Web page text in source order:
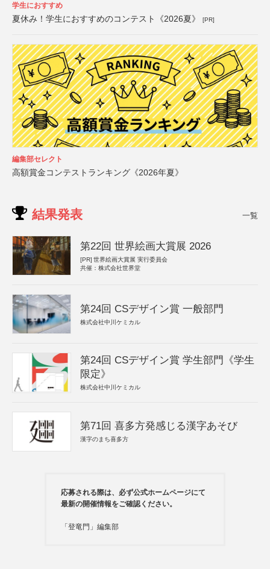
学生におすすめ
夏休み！学生におすすめのコンテスト《2026夏》 [PR]
編集部セレクト
高額賞金コンテストランキング《2026年夏》
結果発表 一覧
第22回 世界絵画大賞展 2026
[PR] 世界絵画大賞展 実行委員会
共催：株式会社世界堂
第24回 CSデザイン賞 一般部門
株式会社中川ケミカル
第24回 CSデザイン賞 学生部門《学生
限定》
株式会社中川ケミカル
第71回 喜多方発感じる漢字あそび
漢字のまち喜多方
応募される際は、必ず公式ホームページにて
最新の開催情報をご確認ください。
「登竜門」編集部